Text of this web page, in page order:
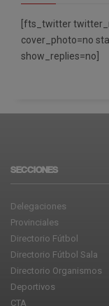
[fts_twitter
cover_photo=no
show_replies=no]
SECCIONES
Delegaciones
Provinciales
Directorio Fútbol
Directorio Fútbol Sala
Directorio Organismos
Deportivos
CTA